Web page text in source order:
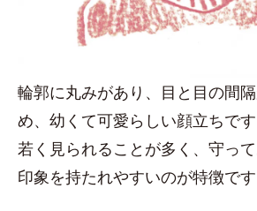
輪郭に丸みがあり、目と目の間
め、幼くて可愛らしい顔立ちで
若く見られることが多く、守っ
印象を持たれやすいのが特徴です